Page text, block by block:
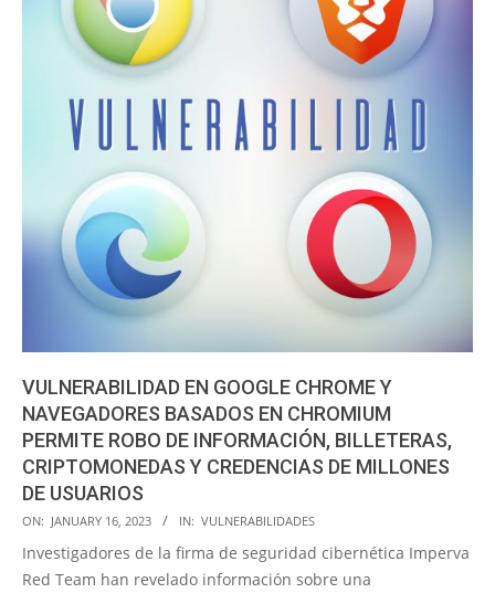
VULNERABILIDAD EN GOOGLE CHROME Y
NAVEGADORES BASADOS EN CHROMIUM
PERMITE ROBO DE INFORMACIÓN, BILLETERAS,
CRIPTOMONEDAS Y CREDENCIAS DE MILLONES
DE USUARIOS
2023-
01-
16
ON: JANUARY 16, 2023 IN: VULNERABILIDADES
Investigadores de la firma de seguridad cibernética Imperva
Red Team han revelado información sobre una